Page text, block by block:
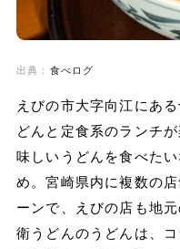
出典： 食べログ
えびの市大字向江にあ
どんと定食系のランチ
味しいうどんを食べた
め。宮崎県内に複数の
ーンで、えびの店も地
衛うどんのうどんは、